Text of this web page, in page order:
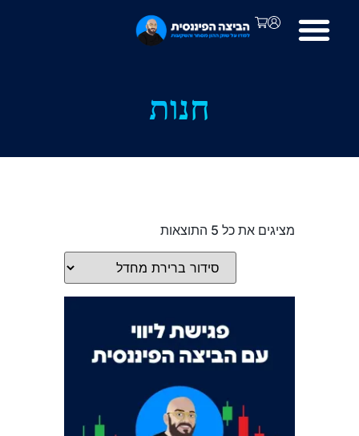
חנות
מציגים את כל ⁦5⁩ התוצאות